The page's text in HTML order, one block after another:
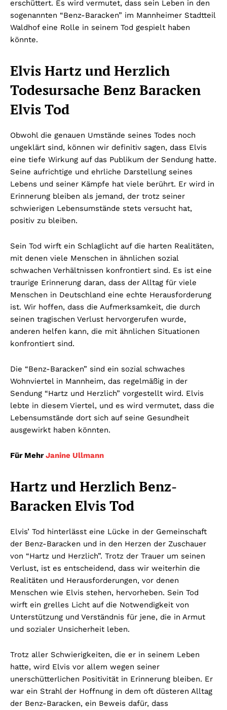
erschüttert. Es wird vermutet, dass sein Leben in den
sogenannten “Benz-Baracken” im Mannheimer Stadtteil
Waldhof eine Rolle in seinem Tod gespielt haben
könnte.
Elvis Hartz und Herzlich
Todesursache Benz Baracken
Elvis Tod
Obwohl die genauen Umstände seines Todes noch
ungeklärt sind, können wir definitiv sagen, dass Elvis
eine tiefe Wirkung auf das Publikum der Sendung hatte.
Seine aufrichtige und ehrliche Darstellung seines
Lebens und seiner Kämpfe hat viele berührt. Er wird in
Erinnerung bleiben als jemand, der trotz seiner
schwierigen Lebensumstände stets versucht hat,
positiv zu bleiben.
Sein Tod wirft ein Schlaglicht auf die harten Realitäten,
mit denen viele Menschen in ähnlichen sozial
schwachen Verhältnissen konfrontiert sind. Es ist eine
traurige Erinnerung daran, dass der Alltag für viele
Menschen in Deutschland eine echte Herausforderung
ist. Wir hoffen, dass die Aufmerksamkeit, die durch
seinen tragischen Verlust hervorgerufen wurde,
anderen helfen kann, die mit ähnlichen Situationen
konfrontiert sind.
Die “Benz-Baracken” sind ein sozial schwaches
Wohnviertel in Mannheim, das regelmäßig in der
Sendung “Hartz und Herzlich” vorgestellt wird. Elvis
lebte in diesem Viertel, und es wird vermutet, dass die
Lebensumstände dort sich auf seine Gesundheit
ausgewirkt haben könnten.
Für MehrJanine Ullmann
Hartz und Herzlich Benz-
Baracken Elvis Tod
Elvis’ Tod hinterlässt eine Lücke in der Gemeinschaft
der Benz-Baracken und in den Herzen der Zuschauer
von “Hartz und Herzlich”. Trotz der Trauer um seinen
Verlust, ist es entscheidend, dass wir weiterhin die
Realitäten und Herausforderungen, vor denen
Menschen wie Elvis stehen, hervorheben. Sein Tod
wirft ein grelles Licht auf die Notwendigkeit von
Unterstützung und Verständnis für jene, die in Armut
und sozialer Unsicherheit leben.
Trotz aller Schwierigkeiten, die er in seinem Leben
hatte, wird Elvis vor allem wegen seiner
unerschütterlichen Positivität in Erinnerung bleiben. Er
war ein Strahl der Hoffnung in dem oft düsteren Alltag
der Benz-Baracken, ein Beweis dafür, dass